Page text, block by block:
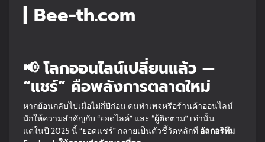
| Bee-th.com
📢 โลกออนไลน์เปลี่ยนแล้ว —
“แชร์” คือพลังการตลาดใหม่
หากย้อนกลับไปเมื่อไม่กี่ปีก่อน คนทำเพจหรือร้านค้าออนไลน์
มักให้ความสำคัญกับ “ยอดไลค์” และ “ผู้ติดตาม” เท่านั้น
แต่ในปี 2025 นี้ “ยอดแชร์” กลายเป็นตัวชี้วัดหลักที่ อัลกอริทึม